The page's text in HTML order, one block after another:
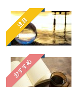
注目
おすすめ